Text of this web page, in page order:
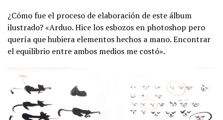
¿Cómo fue el proceso de elaboración de este álbum
ilustrado? «Arduo. Hice los esbozos en photoshop pero
quería que hubiera elementos hechos a mano. Encontrar
el equilibrio entre ambos medios me costó».